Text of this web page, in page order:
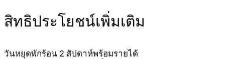
สิทธิประโยชน์เพิ่มเติม
วันหยุดพักร้อน 2 สัปดาห์พร้อมรายได้